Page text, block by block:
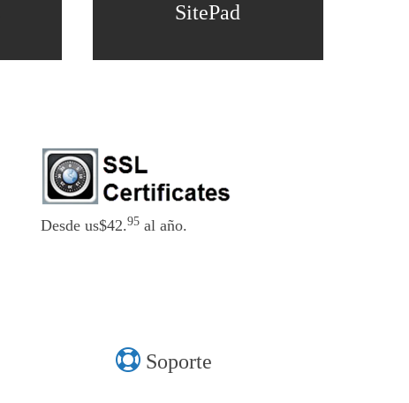
SitePad
Desde us$42.95al año.
Soporte